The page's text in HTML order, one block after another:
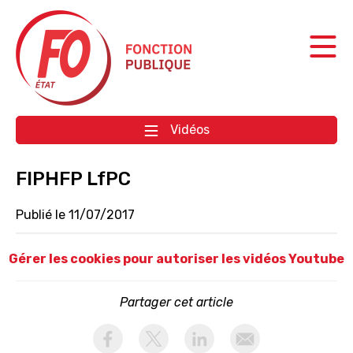
Aller à la navigation
Aller au contenu
Vidéos
FIPHFP LfPC
Publié le 11/07/2017
Gérer les cookies pour autoriser les vidéos Youtube
Partager cet article